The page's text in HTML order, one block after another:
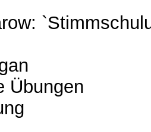
Übungen